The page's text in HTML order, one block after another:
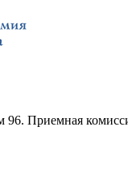
Приемная